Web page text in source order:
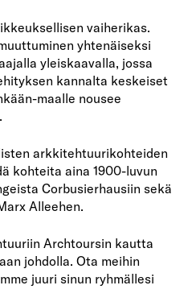
vaiherikas.
yhtenäiseksi
yleiskaavalla, jossa
kannalta keskeiset
maalle nousee
arkkitehtuurikohteiden
kohteita aina 1900-luvun
Corbusierhausiin sekä
Alleehen.
Archtoursin kautta
johdolla. Ota meihin
juuri sinun ryhmällesi